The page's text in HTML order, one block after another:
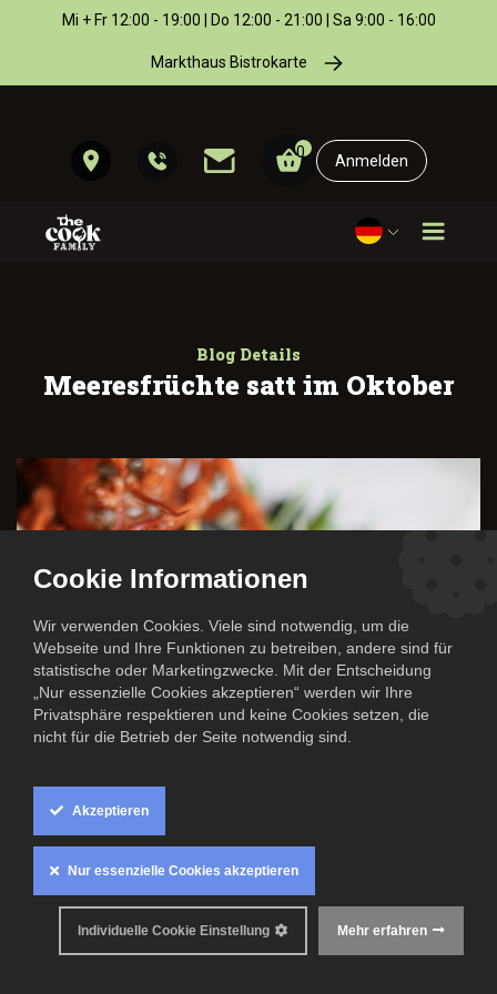
Mi + Fr 12:00 - 19:00 | Do 12:00 - 21:00 | Sa 9:00 - 16:00
Markthaus Bistrokarte
0 Anmelden
Blog Details
Meeresfrüchte satt im Oktober
Am 19. Oktober 2024 heißt es wieder bei uns: 'Meeresfrüchte
Cookie Informationen
Wir verwenden Cookies. Viele sind notwendig, um die
Webseite und Ihre Funktionen zu betreiben, andere sind für
statistische oder Marketingzwecke. Mit der Entscheidung
„Nur essenzielle Cookies akzeptieren“ werden wir Ihre
Privatsphäre respektieren und keine Cookies setzen, die
nicht für die Betrieb der Seite notwendig sind.
Akzeptieren
Nur essenzielle Cookies akzeptieren
Mehr erfahren
Individuelle Cookie Einstellung